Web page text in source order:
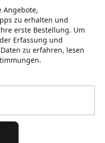
Angebote,
zu erhalten und
erste Bestellung. Um
Erfassung und
zu erfahren, lesen